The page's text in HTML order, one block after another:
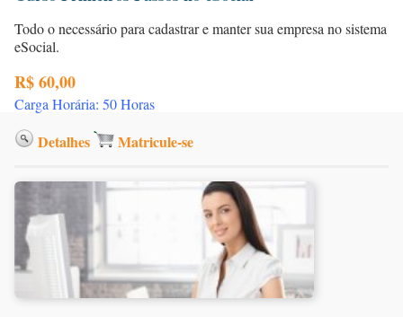
Todo o necessário para cadastrar e manter sua empresa no sistema
eSocial.
R$ 60,00
Carga Horária: 50 Horas
Detalhes Matricule-se